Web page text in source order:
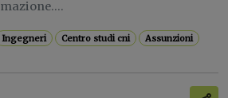
Ingegneri Centro studi cni Assunzioni